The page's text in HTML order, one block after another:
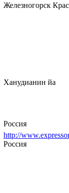
Железногорск
Ханудианин йа
Россия
http://
Россия